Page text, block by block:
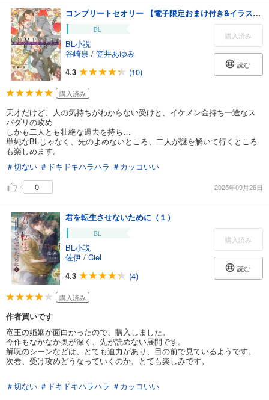
コンプリートセオリー 【電子限定おまけ付き&イラスト収録】
BL
BL小説
谷崎泉 / 笠井あゆみ
4.3
(10)
購入済み
読む
購入済み
天才だけど、人の気持ちがわからない受けと、イケメン金持ち一途なス
パダリの攻め
しかも二人とも壮絶な過去を持ち…
単純なBLじゃなく、先のよめないところ、二人が謎を解いて行くところ
も楽しめます。
＃切ない ＃ドキドキハラハラ ＃カッコいい
0
2025年09月26日
君を転生させないために（１）
BL
BL小説
佐伊 / Ciel
4.3
(4)
購入済み
読む
購入済み
作者買いです
竜王の婚姻が面白かったので、購入しました。
今作もなかなか奥が深く、先が読めない展開です。
解呪のシーンなどは、とても迫力があり、目の前で見ているようです。
次巻、受け攻めどうなっていくのか、とても楽しみです。
＃切ない ＃ドキドキハラハラ ＃カッコいい